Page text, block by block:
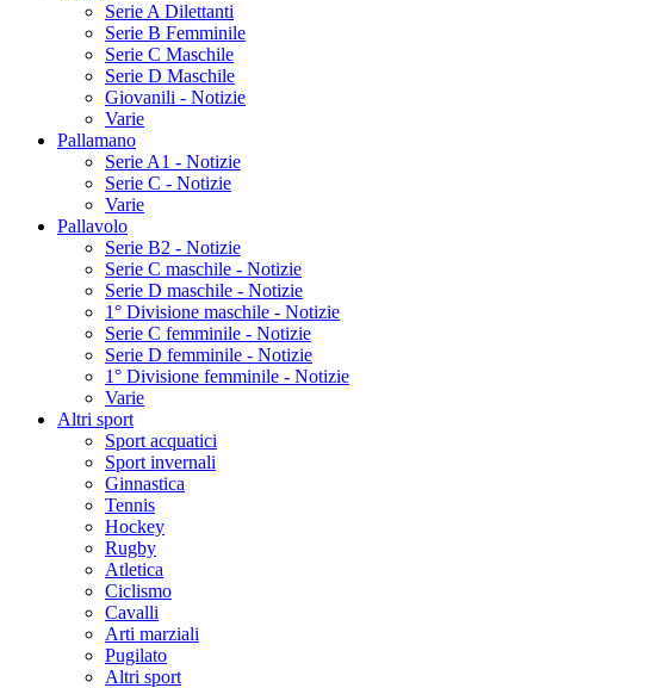
Serie A Dilettanti
Serie B Femminile
Serie C Maschile
Serie D Maschile
Giovanili - Notizie
Varie
Pallamano
Serie A1 - Notizie
Serie C - Notizie
Varie
Pallavolo
Serie B2 - Notizie
Serie C maschile - Notizie
Serie D maschile - Notizie
1° Divisione maschile - Notizie
Serie C femminile - Notizie
Serie D femminile - Notizie
1° Divisione femminile - Notizie
Varie
Altri sport
Sport acquatici
Sport invernali
Ginnastica
Tennis
Hockey
Rugby
Atletica
Ciclismo
Cavalli
Arti marziali
Pugilato
Altri sport